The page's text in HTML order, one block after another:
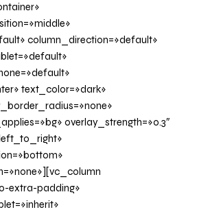
column_direction=»default»
text_color=»dark»
overlay_strength=»0.3″
extra-padding»